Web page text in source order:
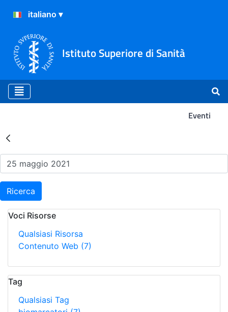
Istituto Superiore di Sanità
Eventi
Risultati della Ricerca -
Ricerca
Voci Risorse
Qualsiasi Risorsa
Contenuto Web (7)
Tag
Qualsiasi Tag